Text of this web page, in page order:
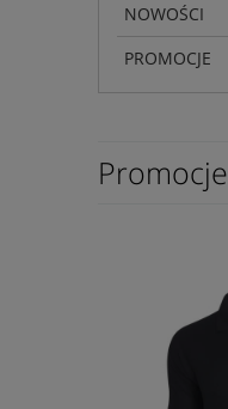
NOWOŚCI
PROMOCJE
Promocje